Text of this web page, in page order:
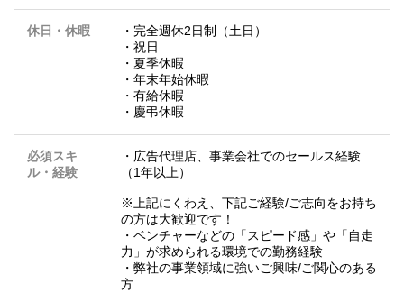
休日・休暇
・完全週休2日制（土日）
・祝日
・夏季休暇
・年末年始休暇
・有給休暇
・慶弔休暇
必須スキ
ル・経験
・広告代理店、事業会社でのセールス経験
（1年以上）
※上記にくわえ、下記ご経験/ご志向をお持ち
の方は大歓迎です！
・ベンチャーなどの「スピード感」や「自走
力」が求められる環境での勤務経験
・弊社の事業領域に強いご興味/ご関心のある
方